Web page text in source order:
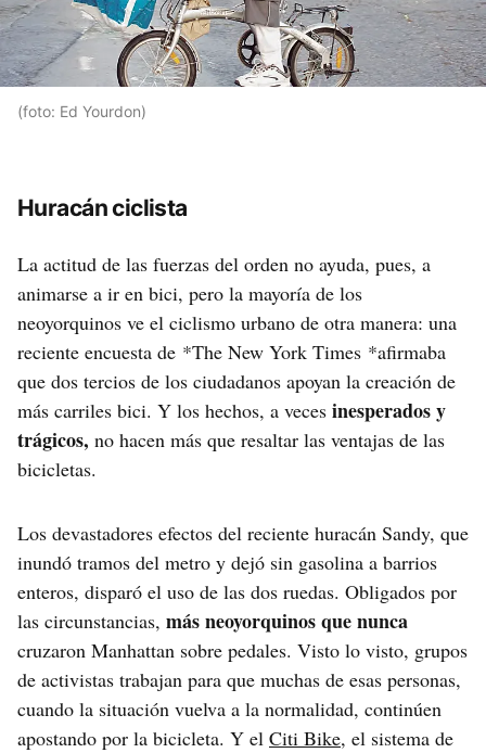
(foto: Ed Yourdon)
Huracán ciclista
La actitud de las fuerzas del orden no ayuda, pues, a
animarse a ir en bici, pero la mayoría de los
neoyorquinos ve el ciclismo urbano de otra manera: una
reciente encuesta de *The New York Times *afirmaba
que dos tercios de los ciudadanos apoyan la creación de
más carriles bici. Y los hechos, a veces inesperados y
trágicos, no hacen más que resaltar las ventajas de las
bicicletas.
Los devastadores efectos del reciente huracán Sandy, que
inundó tramos del metro y dejó sin gasolina a barrios
enteros, disparó el uso de las dos ruedas. Obligados por
las circunstancias, más neoyorquinos que nunca
cruzaron Manhattan sobre pedales. Visto lo visto, grupos
de activistas trabajan para que muchas de esas personas,
cuando la situación vuelva a la normalidad, continúen
apostando por la bicicleta. Y el Citi Bike, el sistema de